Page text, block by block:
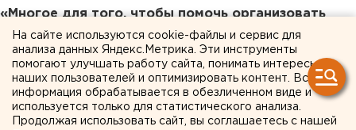
«Многое для того, чтобы помочь организовать
работу волонтеров в Екатеринбурге, сделали
власти города. И сегодня я хочу поблагодарить за
это мэра города, который вливается в ряды
партии «Единая Россия», и вручаю ему партийный
билет», - отметил Виктор Шептий.
На сайте используются cookie-файлы и сервис для
анализа данных Яндекс.Метрика. Эти инструменты
помогают улучшать работу сайта, понимать интересы
наших пользователей и оптимизировать контент. Вся
информация обрабатывается в обезличенном виде и
используется только для статистического анализа.
Продолжая использовать сайт, вы соглашаетесь с нашей